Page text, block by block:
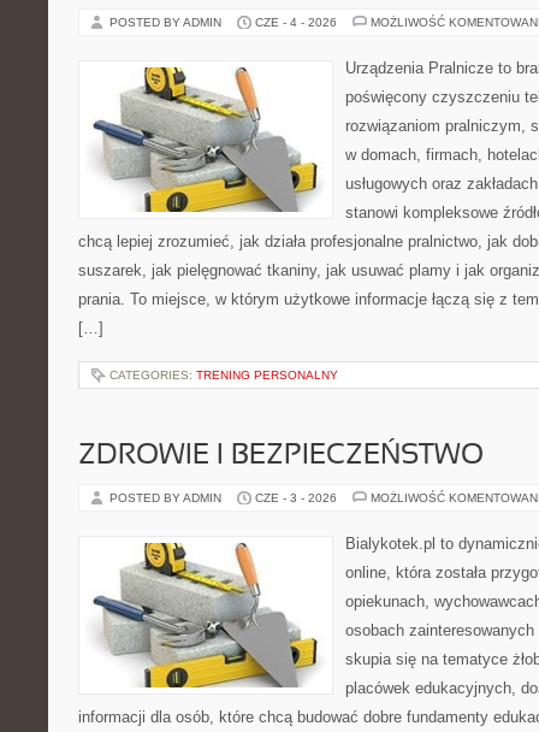
POSTED BY ADMIN CZE - 4 - 2026 MOŻLIWOŚĆ
Urządzenia Pralnicze to
poświęcony czyszczeniu
rozwiązaniom pralniczym,
w domach, firmach,
usługowych oraz
stanowi kompleksowe
chcą lepiej zrozumieć, jak działa profesjonalne pralnictwo, jak
suszarek, jak pielęgnować tkaniny, jak usuwać plamy i jak
prania. To miejsce, w którym użytkowe informacje łączą się z
[…]
CATEGORIES: TRENING PERSONALNY
ZDROWIE I BEZPIECZEŃSTWO
POSTED BY ADMIN CZE - 3 - 2026 MOŻLIWOŚĆ
Bialykotek.pl to
online, która została
opiekunach,
osobach
skupia się na tematyce
placówek edukacyjnych,
informacji dla osób, które chcą budować dobre fundamenty